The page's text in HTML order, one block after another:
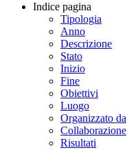
Indice pagina
Tipologia
Anno
Descrizione
Stato
Inizio
Fine
Obiettivi
Luogo
Organizzato da
Collaborazione
Risultati